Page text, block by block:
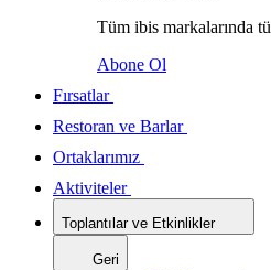
Tüm ibis markalarında
Abone Ol
Fırsatlar
Restoran ve Barlar
Ortaklarımız
Aktiviteler
Toplantılar ve Etkinlikler
Geri